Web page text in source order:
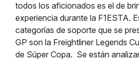
todos los aficionados es el de
experiencia durante la F1ESTA.
categorías de soporte que se
GP son la Freightliner Legends
de Súper Copa. Se están